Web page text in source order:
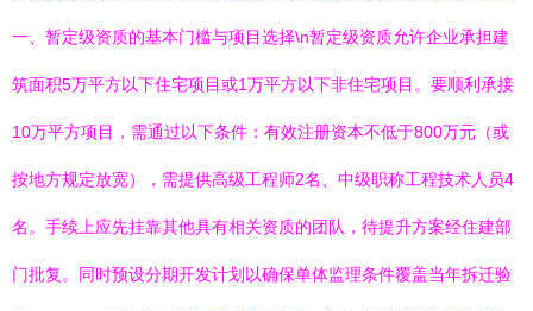
一、暂定级资质的基本门槛与项目选择\n暂定级资质允许企业承担建
筑面积5万平方以下住宅项目或1万平方以下非住宅项目。要顺利承接
10万平方项目，需通过以下条件：有效注册资本不低于800万元（或
按地方规定放宽），需提供高级工程师2名、中级职称工程技术人员4
名。手续上应先挂靠其他具有相关资质的团队，待提升方案经住建部
门批复。同时预设分期开发计划以确保单体监理条件覆盖当年拆迁验